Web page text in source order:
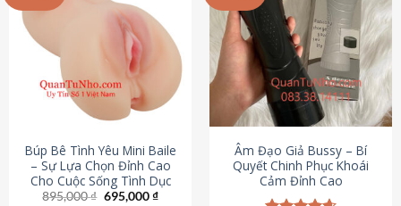
biến
thể.
chọn
thể
chọn
trên
trang
Búp Bê Tình Yêu Mini Baile
– Sự Lựa Chọn Đỉnh Cao
Cho Cuộc Sống Tình Dục
895,000₫ Giá
695,000₫Giá
Âm Đạo Giả Bussy – Bí
Quyết Chinh Phục Khoái
Cảm Đỉnh Cao